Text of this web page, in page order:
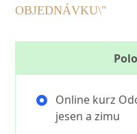
OBJEDNÁVKU\"
Online kurz
jesen a zimu